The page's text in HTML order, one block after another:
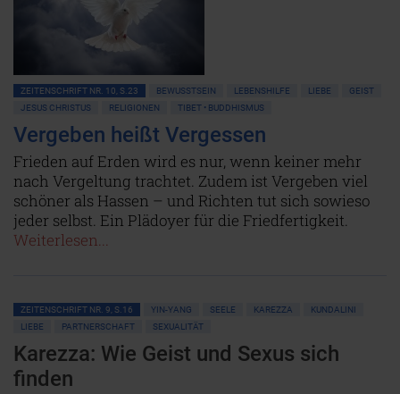
ZEITENSCHRIFT NR. 10, S.23 BEWUSSTSEIN LEBENSHILFE LIEBE
GEIST
JESUS CHRISTUS
RELIGIONEN TIBET • BUDDHISMUS
Vergeben heißt Vergessen
Frieden auf Erden wird es nur, wenn keiner mehr
nach Vergeltung trachtet. Zudem ist Vergeben viel
schöner als Hassen – und Richten tut sich sowieso
jeder selbst. Ein Plädoyer für die Friedfertigkeit.
Weiterlesen...
ZEITENSCHRIFT NR. 9, S.16 YIN-YANG SEELE KAREZZA
KUNDALINI
LIEBE
PARTNERSCHAFT SEXUALITÄT
Karezza: Wie Geist und Sexus sich
finden